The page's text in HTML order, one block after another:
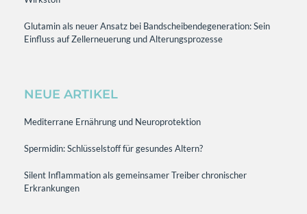
Glutamin als neuer Ansatz bei Bandscheibendegeneration: Sein
Einfluss auf Zellerneuerung und Alterungsprozesse
NEUE ARTIKEL
Mediterrane Ernährung und Neuroprotektion
Spermidin: Schlüsselstoff für gesundes Altern?
Silent Inflammation als gemeinsamer Treiber chronischer
Erkrankungen